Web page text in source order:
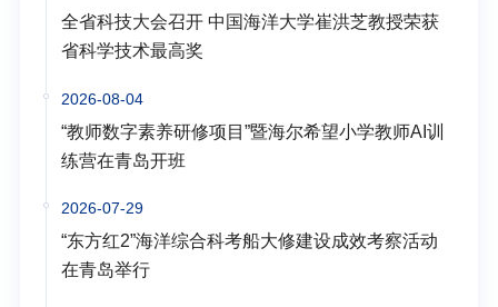
全省科技大会召开 中国海洋大学崔洪芝教授荣获
省科学技术最高奖
2026-08-04
“教师数字素养研修项目”暨海尔希望小学教师AI训
练营在青岛开班
2026-07-29
“东方红2”海洋综合科考船大修建设成效考察活动
在青岛举行